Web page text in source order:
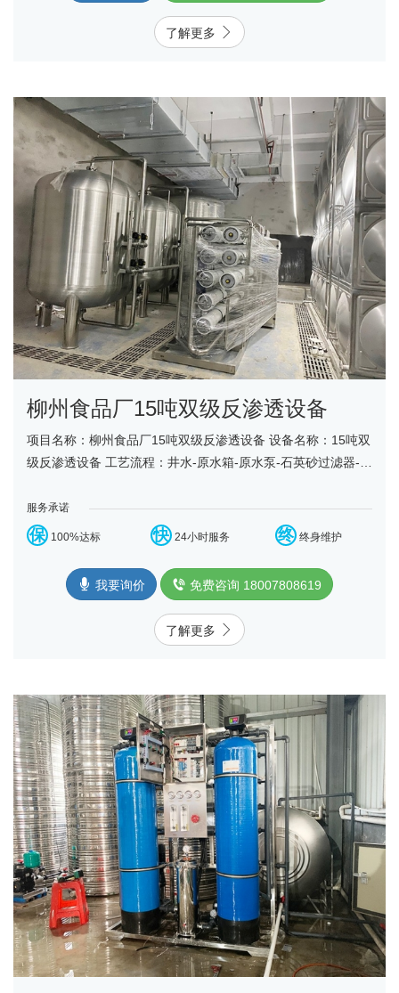
了解更多
柳州食品厂15吨双级反渗透设备
项目名称：柳州食品厂15吨双级反渗透设备 设备名称：15吨双
级反渗透设备 工艺流程：井水-原水箱-原水泵-石英砂过滤器-活
服务承诺
保 100%达标 快 24小时服务 终 终身维护
我要询价 免费咨询 18007808619
了解更多